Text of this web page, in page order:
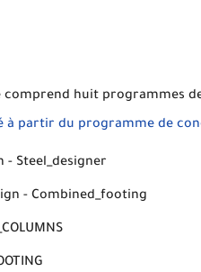
comprend huit programmes
à partir du programme de
- Steel_designer
- Combined_footing